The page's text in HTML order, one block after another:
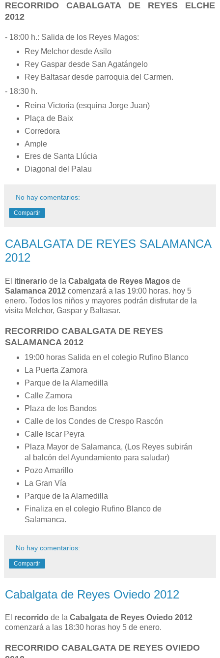
RECORRIDO CABALGATA DE REYES ELCHE
2012
- 18:00 h.: Salida de los Reyes Magos:
Rey Melchor desde Asilo
Rey Gaspar desde San Agatángelo
Rey Baltasar desde parroquia del Carmen.
- 18:30 h.
Reina Victoria (esquina Jorge Juan)
Plaça de Baix
Corredora
Ample
Eres de Santa Llúcia
Diagonal del Palau
No hay comentarios:
Compartir
CABALGATA DE REYES SALAMANCA
2012
El itinerario de la Cabalgata de Reyes Magos de
Salamanca 2012 comenzará a las 19:00 horas. hoy 5
enero. Todos los niños y mayores podrán disfrutar de la
visita Melchor, Gaspar y Baltasar.
RECORRIDO CABALGATA DE REYES
SALAMANCA 2012
19:00 horas Salida en el colegio Rufino Blanco
La Puerta Zamora
Parque de la Alamedilla
Calle Zamora
Plaza de los Bandos
Calle de los Condes de Crespo Rascón
Calle Iscar Peyra
Plaza Mayor de Salamanca, (Los Reyes subirán
al balcón del Ayundamiento para saludar)
Pozo Amarillo
La Gran Vía
Parque de la Alamedilla
Finaliza en el colegio Rufino Blanco de
Salamanca.
No hay comentarios:
Compartir
Cabalgata de Reyes Oviedo 2012
El recorrido de la Cabalgata de Reyes Oviedo 2012
comenzará a las 18:30 horas hoy 5 de enero.
RECORRIDO CABALGATA DE REYES OVIEDO